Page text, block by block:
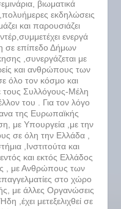
βιωματικά
εκδηλώσεις
και παρουσιάζει
ενεργά
σε επίπεδο Δήμων
,συνεργάζεται με
και ανθρώπους των
όλο τον κόσμο και
τους Συλλόγους-Μέλη
του . Για τον λόγο
της Ευρωπαϊκής
με Υπουργεία ,με την
σε όλη την Ελλάδα ,
,Ινστιτούτα και
και εκτός Ελλάδος
, με Ανθρώπους των
στο χώρο
με άλλες Οργανώσεις
,έχει μετεξελιχθεί σε